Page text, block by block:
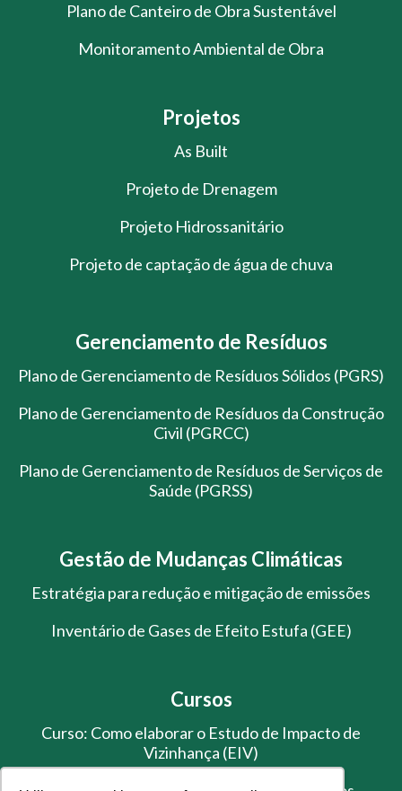
Plano de Canteiro de Obra Sustentável
Monitoramento Ambiental de Obra
Projetos
As Built
Projeto de Drenagem
Projeto Hidrossanitário
Projeto de captação de água de chuva
Gerenciamento de Resíduos
Plano de Gerenciamento de Resíduos Sólidos (PGRS)
Plano de Gerenciamento de Resíduos da Construção
Civil (PGRCC)
Plano de Gerenciamento de Resíduos de Serviços de
Saúde (PGRSS)
Gestão de Mudanças Climáticas
Estratégia para redução e mitigação de emissões
Inventário de Gases de Efeito Estufa (GEE)
Cursos
Curso: Como elaborar o Estudo de Impacto de
Vizinhança (EIV)